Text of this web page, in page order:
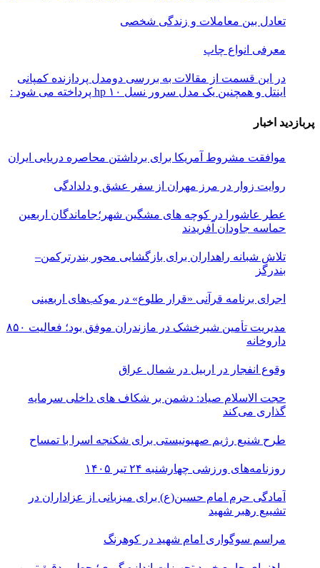
تعادل بین معاملات و زندگی شخصی
معرفی انواع چاپ
در این قسمت از مقالات به بررسی دو‌مدل پردازنده کمپانی
اینتل و همچنین یک مدل سرور نسل ۱۰ hp پرداخته می شود :
پربازدید اخبار
موافقت مشروط آمریکا برای برداشتن محاصره دریایی ایران
روایت زوار در مرز مهران از سفر عشق و دلدادگی
عطر عاشورا در کوچه های مشگین شهر؛جاماندگان اربعین
حماسه جاودان آفریدند
تلاش شبانه راهداران برای بازگشایی محور بندرترکمن–
بندرگز
اجرای برنامه قرآنی «قرار طلوع» در موکب‌های اربعینی
مدیریت تأمین شیرخشک در مازندران موفق بود؛ فعالیت ۸۵۰
داروخانه
وقوع انفجار در اربیل در شمال عراق
حجت الاسلام صیاد: دشمن بر شکاف‌ های داخلی سرمایه‌
گذاری می‌کند
طرح شنیع رژیم صهیونیستی برای شکنجه اسرا با تمساح
روزنامه‌های ورزشی چهارشنبه ۲۴ تیر ۱۴۰۵
آمادگی حرم امام حسین(ع) برای میزبانی از عزاداران در
تشییع رهبر شهید
مراسم سوگواری امام شهید در کوهرنگ